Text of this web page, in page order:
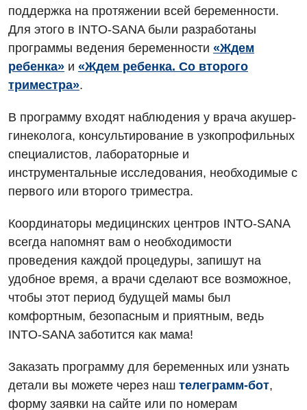
Дерматовенерология
Диетология
Дневной стационар
Кардиохирургия
Маммология
Нейрохирургия
Онкологическое отделение
Ортопедия и травматология
Отделение интенсивной терапии
Отделение неотложных состояний
Оториноларингология
поддержка на протяжении всей беременности.
Для этого в INTO-SANA были разработаны
программы ведения беременности «Ждем
ребенка» и «Ждем ребенка. Со второго
триместра».
В программу входят наблюдения у врача акушер-
гинеколога, консультирование в узкопрофильных
специалистов, лабораторные и
инструментальные исследования, необходимые с
первого или второго триместра.
Координаторы медицинских центров INTO-SANA
всегда напомнят вам о необходимости
проведения каждой процедуры, запишут на
удобное время, а врачи сделают все возможное,
чтобы этот период будущей мамы был
комфортным, безопасным и приятным, ведь
INTO-SANA заботится как мама!
Заказать программу для беременных или узнать
детали вы можете через наш телеграмм-бот,
форму заявки на сайте или по номерам